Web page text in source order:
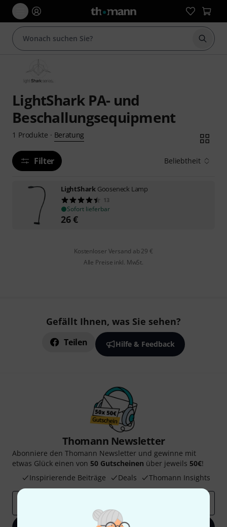
Suche
LightShark PA- und
Beschallungsequipment
1 Produkte · Beratung
Filter Beliebtheit
LightShark Gooseneck Lamp
13
Sofort lieferbar
26€
Kostenloser Versand ab 29 €
Alle Preise inkl. MwSt.
Gefällt Ihnen, was Sie sehen?
Teilen Hilfe & Feedback
Thomann Newsletter
Abonniere den Thomann Newsletter und gewinne mit
etwas Glück einen von 50 Gutscheinen über jeweils 50€!
Inspirierende Beiträge
Deals Thomann Insights